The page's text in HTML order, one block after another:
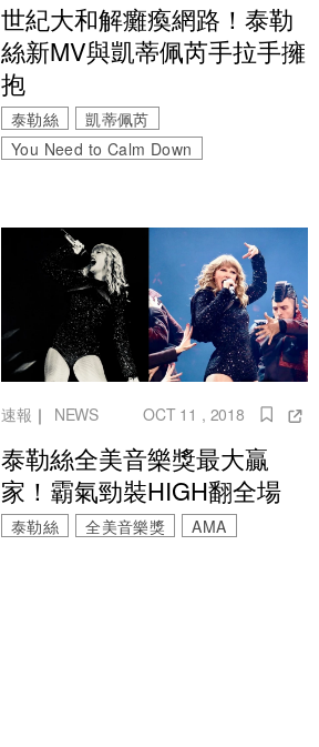
世紀大和解癱瘓網路！泰勒
絲新MV與凱蒂佩芮手拉手擁
抱
泰勒絲
凱蒂佩芮
You Need to Calm Down
速報 ｜ NEWS OCT 11 , 2018
泰勒絲全美音樂獎最大贏
家！霸氣勁裝HIGH翻全場
泰勒絲 全美音樂獎
AMA